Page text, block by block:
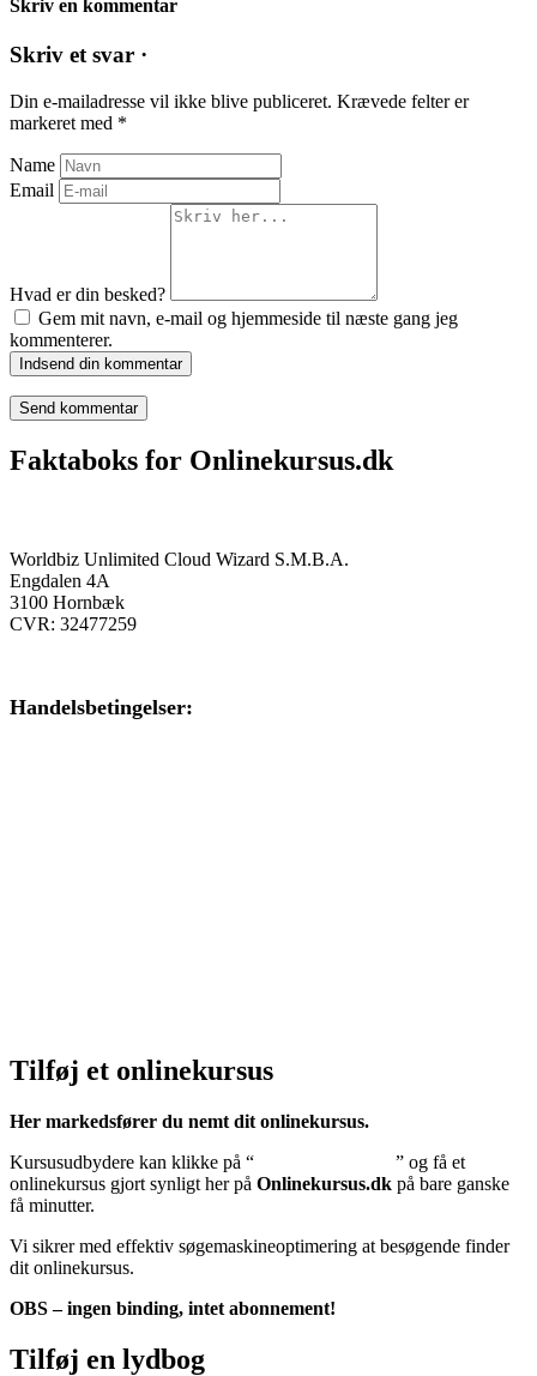
Skriv en kommentar
Skriv et svar ·
Din e-mailadresse vil ikke blive publiceret. Krævede felter er
markeret med *
Name
Email
Hvad er din besked?
Gem mit navn, e-mail og hjemmeside til næste gang jeg
kommenterer.
Indsend din kommentar
Faktaboks for Onlinekursus.dk
Worldbiz Unlimited Cloud Wizard S.M.B.A.
Engdalen 4A
3100 Hornbæk
CVR: 32477259
Handelsbetingelser:
Tilføj et onlinekursus
Her markedsfører du nemt dit onlinekursus.
Kursusudbydere kan klikke på “
” og få et
onlinekursus gjort synligt her på Onlinekursus.dk på bare ganske
få minutter.
Vi sikrer med effektiv søgemaskineoptimering at besøgende finder
dit onlinekursus.
OBS – ingen binding, intet abonnement!
Tilføj en lydbog